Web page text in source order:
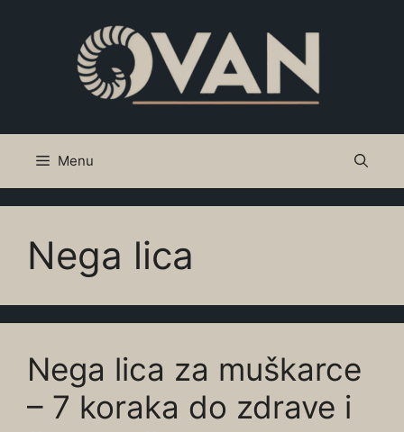
Menu
Nega lica
Nega lica za muškarce
– 7 koraka do zdrave i